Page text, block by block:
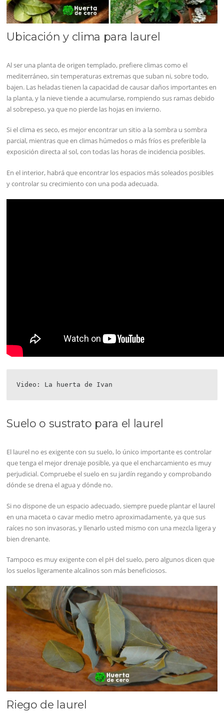
Ubicación y clima para laurel
Al ser una planta de origen templado, prefiere climas como el
mediterráneo, sin temperaturas extremas que suban ni, sobre todo,
bajen. Las heladas tienen la capacidad de causar daños importantes en
la planta, y la nieve tiende a acumularse, rompiendo sus ramas debido
al sobrepeso, ya que no pierde las hojas en invierno.
Si el clima es seco, es mejor encontrar un sitio a la sombra u sombra
parcial, mientras que en climas húmedos o más fríos es preferible la
exposición directa al sol, con todas las horas de incidencia posibles.
En el interior, habrá que encontrar los espacios más soleados posibles
y controlar su crecimiento con una poda adecuada.
Video: La huerta de Ivan
Suelo o sustrato para el laurel
El laurel no es exigente con su suelo, lo único importante es controlar
que tenga el mejor drenaje posible, ya que el encharcamiento es muy
perjudicial. Compruebe el suelo en su jardín regando y comprobando
dónde se drena el agua y dónde no.
Si no dispone de un espacio adecuado, siempre puede plantar el laurel
en una maceta o cavar medio metro aproximadamente, ya que sus
raíces no son invasoras, y llenarlo usted mismo con una mezcla ligera y
bien drenante.
Tampoco es muy exigente con el pH del suelo, pero algunos dicen que
los suelos ligeramente alcalinos son más beneficiosos.
Riego de laurel